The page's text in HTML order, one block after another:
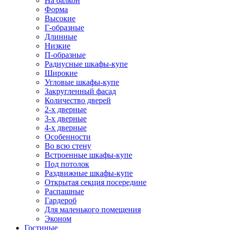
Форма
Высокие
Г-образные
Длинные
Низкие
П-образные
Радиусные шкафы-купе
Широкие
Угловые шкафы-купе
Закругленный фасад
Количество дверей
2-х дверные
3-х дверные
4-х дверные
Особенности
Во всю стену
Встроенные шкафы-купе
Под потолок
Раздвижные шкафы-купе
Открытая секция посередине
Распашные
Гардероб
Для маленького помещения
Эконом
Гостиные